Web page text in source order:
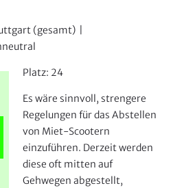
(gesamt)
Platz: 24
Es wäre sinnvoll, strengere
Regelungen für das Abstellen
von Miet-Scootern
einzuführen. Derzeit werden
diese oft mitten auf
Gehwegen abgestellt,